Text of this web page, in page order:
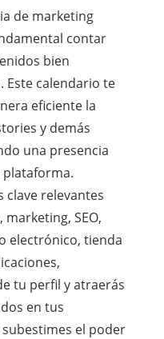
de marketing
contar
bien
Este calendario te
eficiente la
y demás
una presencia
plataforma.
clave relevantes
SEO,
electrónico, tienda
tu perfil y atraerás
en tus
el poder